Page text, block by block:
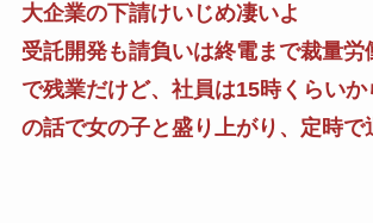
大企業の下請けいじめ凄いよ
受託開発も請負いは終電まで裁量労
で残業だけど、社員は15時くらい
の話で女の子と盛り上がり、定時で